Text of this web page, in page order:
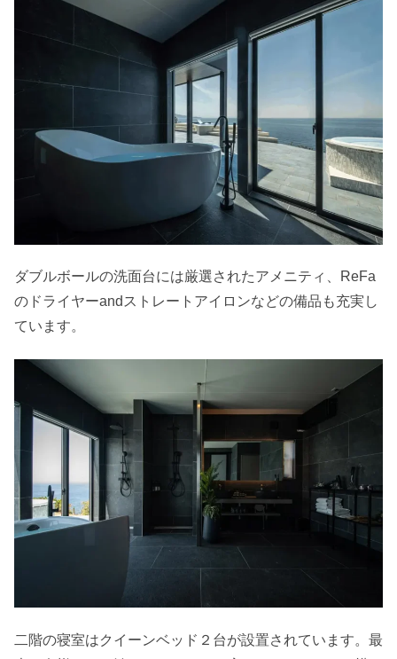
ダブルボールの洗面台には厳選されたアメニティ、ReFa
のドライヤーandストレートアイロンなどの備品も充実し
ています。
二階の寝室はクイーンベッド２台が設置されています。最